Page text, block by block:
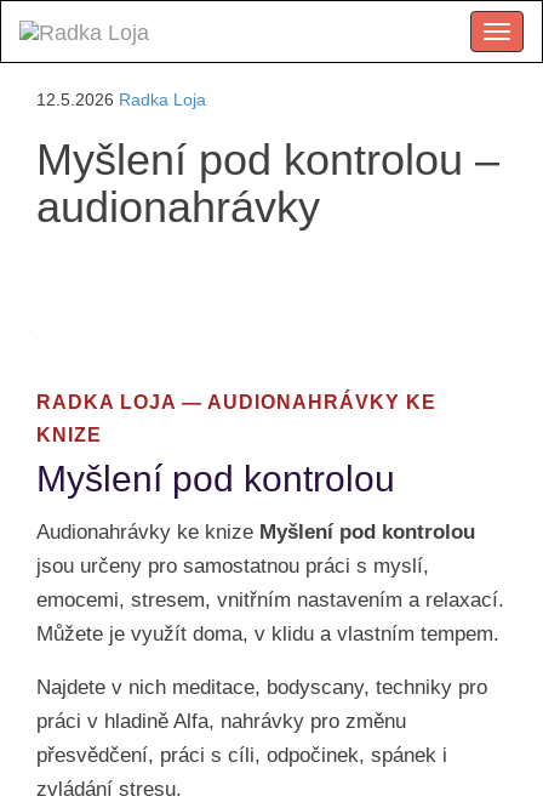
Menu
12.5.2026 Radka Loja
Myšlení pod kontrolou –
audionahrávky
RADKA LOJA — AUDIONAHRÁVKY KE
KNIZE
Myšlení pod kontrolou
Audionahrávky ke knize Myšlení pod kontrolou
jsou určeny pro samostatnou práci s myslí,
emocemi, stresem, vnitřním nastavením a relaxací.
Můžete je využít doma, v klidu a vlastním tempem.
Najdete v nich meditace, bodyscany, techniky pro
práci v hladině Alfa, nahrávky pro změnu
přesvědčení, práci s cíli, odpočinek, spánek i
zvládání stresu.